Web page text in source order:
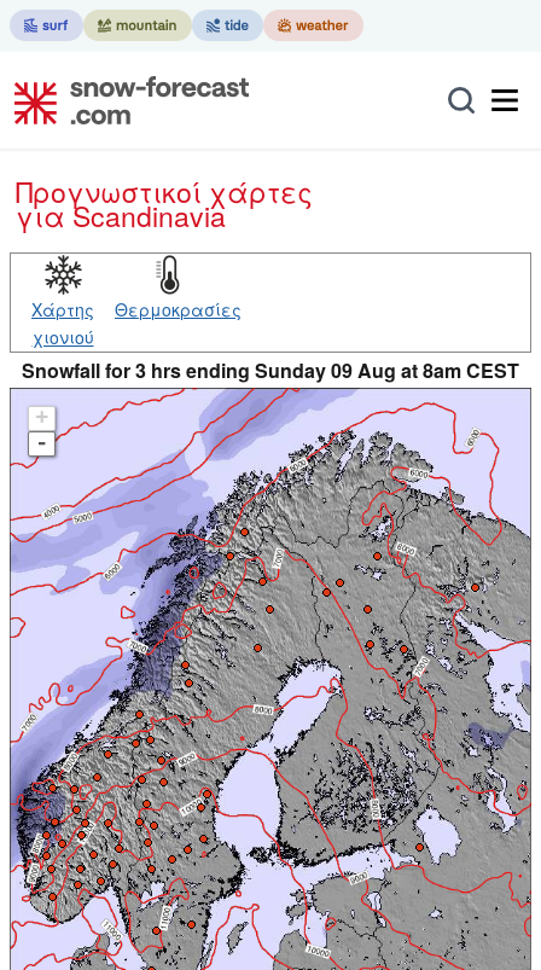
Προγνωστικοί χάρτες
για Scandinavia
Χάρτης
χιονιού
Θερμοκρασίες
Snowfall for 3 hrs ending Sunday 09 Aug at 8am CEST
+
-